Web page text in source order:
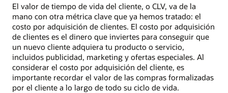
El valor de tiempo de vida del cliente, o CLV, va de la
mano con otra métrica clave que ya hemos tratado: el
costo por adquisición de clientes. El costo por adquisición
de clientes es el dinero que inviertes para conseguir que
un nuevo cliente adquiera tu producto o servicio,
incluidos publicidad, marketing y ofertas especiales. Al
considerar el costo por adquisición del cliente, es
importante recordar el valor de las compras formalizadas
por el cliente a lo largo de todo su ciclo de vida.